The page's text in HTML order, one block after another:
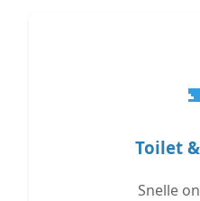
Toilet
Snelle